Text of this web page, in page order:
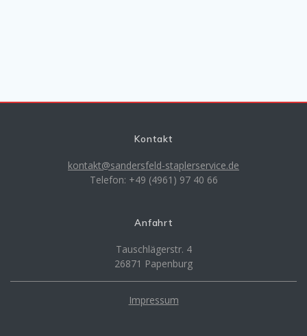
Kontakt
kontakt@sandersfeld-staplerservice.de
Telefon: +49 (4961) 97 40 66
Anfahrt
Tauschlägerstr. 4
26871 Papenburg
Impressum